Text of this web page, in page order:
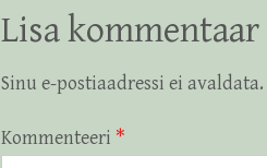
Lisa kommentaar
Sinu e-postiaadressi ei avaldata.
Kommenteeri *